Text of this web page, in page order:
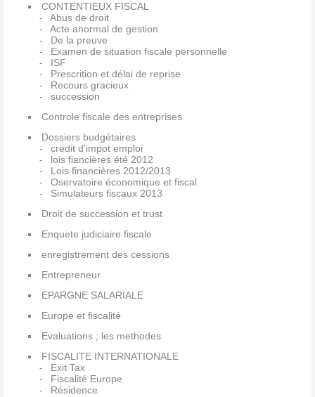
CONTENTIEUX FISCAL
Abus de droit
Acte anormal de gestion
De la preuve
Examen de situation fiscale personnelle
ISF
Prescrition et délai de reprise
Recours gracieux
succession
Controle fiscale des entreprises
Dossiers budgétaires
credit d'impot emploi
lois fiancières été 2012
Lois financières 2012/2013
Oservatoire économique et fiscal
Simulateurs fiscaux 2013
Droit de succession et trust
Enquete judiciaire fiscale
enregistrement des cessions
Entrepreneur
EPARGNE SALARIALE
Europe et fiscalité
Evaluations ; les methodes
FISCALITE INTERNATIONALE
Exit Tax
Fiscalité Europe
Résidence